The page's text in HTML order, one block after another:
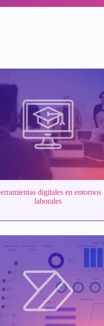
digitales en entornos
laborales